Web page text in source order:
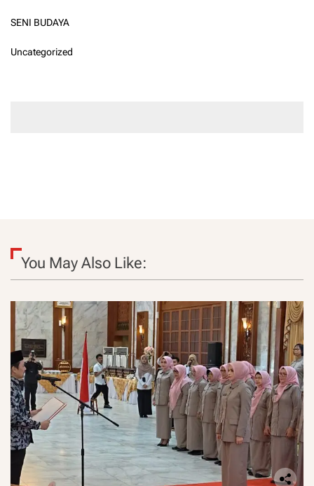
SENI BUDAYA
Uncategorized
You May Also Like: